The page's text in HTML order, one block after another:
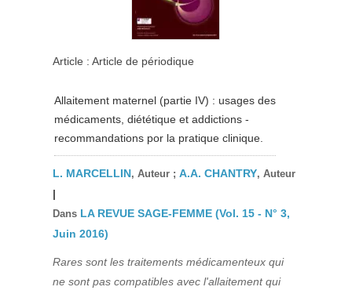
Article : Article de périodique
Allaitement maternel (partie IV) : usages des
médicaments, diététique et addictions -
recommandations por la pratique clinique.
L. MARCELLIN, Auteur ;A.A. CHANTRY, Auteur
|
Dans LA REVUE SAGE-FEMME (Vol. 15 - N° 3,
Juin 2016)
Rares sont les traitements médicamenteux qui
ne sont pas compatibles avec l'allaitement qui